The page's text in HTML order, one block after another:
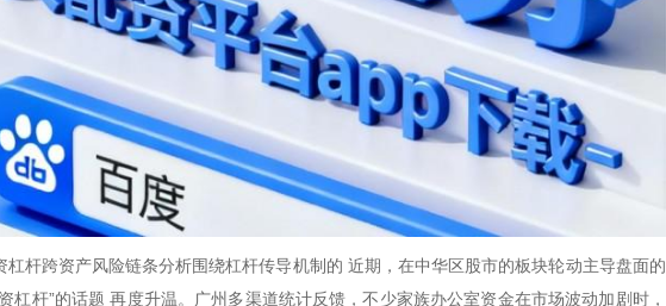
杠杆跨资产风险链条分析围绕杠杆传导机制的 近期，在中华区股市的板块轮动主导盘面的
杠杆”的话题 再度升温。广州多渠道统计反馈，不少家族办公室资金在市场波动加剧时，